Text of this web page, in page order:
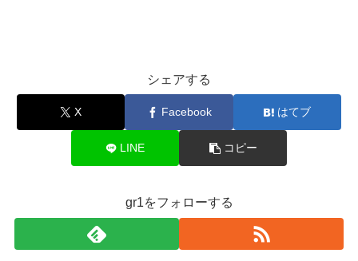
シェアする
X Facebook はてブ
LINE コピー
gr1をフォローする